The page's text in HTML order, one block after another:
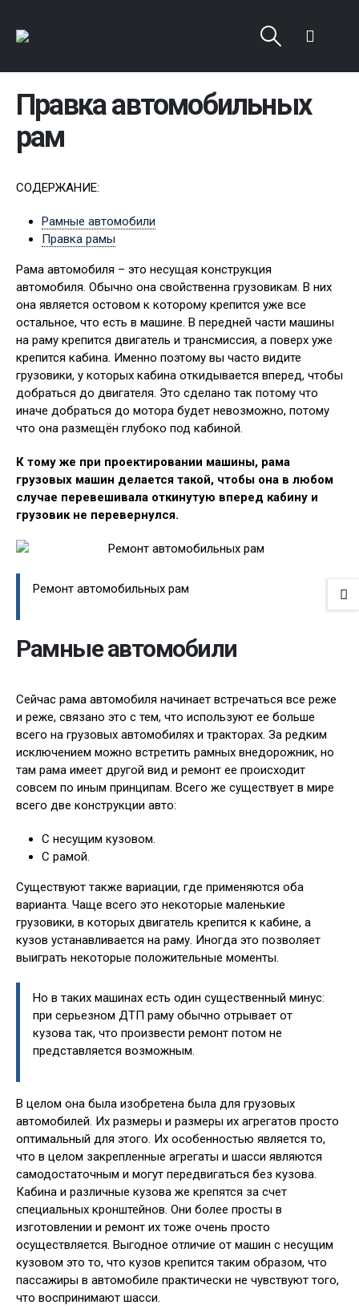
Правка автомобильных
рам
СОДЕРЖАНИЕ:
Рамные автомобили
Правка рамы
Рама автомобиля – это несущая конструкция
автомобиля. Обычно она свойственна грузовикам. В них
она является остовом к которому крепится уже все
остальное, что есть в машине. В передней части машины
на раму крепится двигатель и трансмиссия, а поверх уже
крепится кабина. Именно поэтому вы часто видите
грузовики, у которых кабина откидывается вперед, чтобы
добраться до двигателя. Это сделано так потому что
иначе добраться до мотора будет невозможно, потому
что она размещён глубоко под кабиной.
К тому же при проектировании машины, рама
грузовых машин делается такой, чтобы она в любом
случае перевешивала откинутую вперед кабину и
грузовик не перевернулся.
Ремонт автомобильных рам
Рамные автомобили
Сейчас рама автомобиля начинает встречаться все реже
и реже, связано это с тем, что используют ее больше
всего на грузовых автомобилях и тракторах. За редким
исключением можно встретить рамных внедорожник, но
там рама имеет другой вид и ремонт ее происходит
совсем по иным принципам. Всего же существует в мире
всего две конструкции авто:
С несущим кузовом.
С рамой.
Существуют также вариации, где применяются оба
варианта. Чаще всего это некоторые маленькие
грузовики, в которых двигатель крепится к кабине, а
кузов устанавливается на раму. Иногда это позволяет
выиграть некоторые положительные моменты.
Но в таких машинах есть один существенный минус:
при серьезном ДТП раму обычно отрывает от
кузова так, что произвести ремонт потом не
представляется возможным.
В целом она была изобретена была для грузовых
автомобилей. Их размеры и размеры их агрегатов просто
оптимальный для этого. Их особенностью является то,
что в целом закрепленные агрегаты и шасси являются
самодостаточным и могут передвигаться без кузова.
Кабина и различные кузова же крепятся за счет
специальных кронштейнов. Они более просты в
изготовлении и ремонт их тоже очень просто
осуществляется. Выгодное отличие от машин с несущим
кузовом это то, что кузов крепится таким образом, что
пассажиры в автомобиле практически не чувствуют того,
что воспринимают шасси.